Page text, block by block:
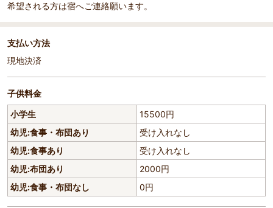
希望される方は宿へご連絡願います。
支払い方法
現地決済
子供料金
小学生
15500円
幼児:食事・布団あり
受け入れなし
幼児:食事あり
受け入れなし
幼児:布団あり
2000円
幼児:食事・布団なし
0円